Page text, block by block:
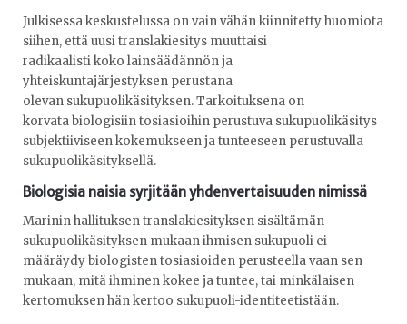
Julkisessa keskustelussa on vain vähän kiinnitetty huomiota
siihen, että uusi translakiesitys muuttaisi
radikaalisti koko lainsäädännön ja
yhteiskuntajärjestyksen perustana
olevan sukupuolikäsityksen. Tarkoituksena on
korvata biologisiin tosiasioihin perustuva sukupuolikäsitys
subjektiiviseen kokemukseen ja tunteeseen perustuvalla
sukupuolikäsityksellä.
Biologisia naisia syrjitään yhdenvertaisuuden nimissä
Marinin hallituksen translakiesityksen sisältämän
sukupuolikäsityksen mukaan ihmisen sukupuoli ei
määräydy biologisten tosiasioiden perusteella vaan sen
mukaan, mitä ihminen kokee ja tuntee, tai minkälaisen
kertomuksen hän kertoo sukupuoli-identiteetistään.